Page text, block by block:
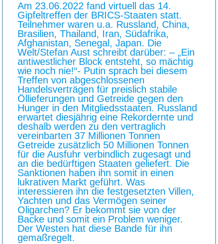
Am 23.06.2022 fand virtuell das 14.
Gipfeltreffen der BRICS-Staaten statt.
Teilnehmer waren u.a. Russland, China,
Brasilien, Thailand, Iran, Südafrika,
Afghanistan, Senegal, Japan. Die
Welt/Stefan Aust schreibt darüber: – „Ein
antiwestlicher Block entsteht, so mächtig
wie noch nie!“- Putin sprach bei diesem
Treffen von abgeschlossenen
Handelsverträgen für preislich stabile
Öllieferungen und Getreide gegen den
Hunger in den Mitgliedsstaaten. Russland
erwartet diesjährig eine Rekordernte und
deshalb werden zu den vertraglich
vereinbarten 37 Millionen Tonnen
Getreide zusätzlich 50 Millionen Tonnen
für die Ausfuhr verbindlich zugesagt und
an die bedürftigen Staaten geliefert. Die
Sanktionen haben ihn somit in einen
lukrativen Markt geführt. Was
interessieren ihn die festgesetzten Villen,
Yachten und das Vermögen seiner
Oligarchen? Er bekommt sie von der
Backe und somit ein Problem weniger.
Der Westen hat diese Bande für ihn
gemaßregelt.